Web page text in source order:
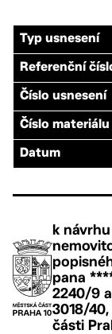
Typ usnesení
Referenční
Číslo usnesení
Číslo materiálu
Datum
k
pana
2240/9
3018/
části